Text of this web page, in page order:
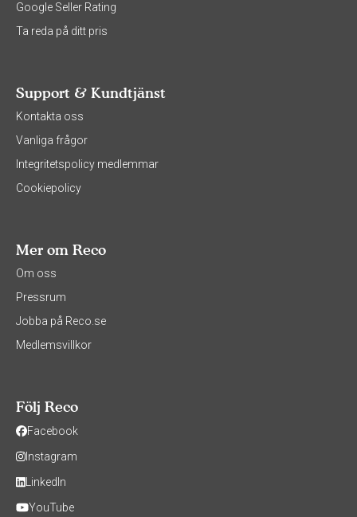
Google Seller Rating
Ta reda på ditt pris
Support & Kundtjänst
Kontakta oss
Vanliga frågor
Integritetspolicy medlemmar
Cookiepolicy
Mer om Reco
Om oss
Pressrum
Jobba på Reco.se
Medlemsvillkor
Följ Reco
Facebook
Instagram
LinkedIn
YouTube